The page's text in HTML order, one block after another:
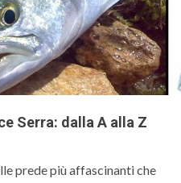
Serra: dalla A alla Z
prede più affascinanti che